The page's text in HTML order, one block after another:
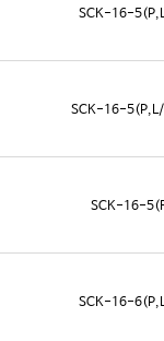
SCK-16-
SCK-16-
SCK-16-
SCK-16-